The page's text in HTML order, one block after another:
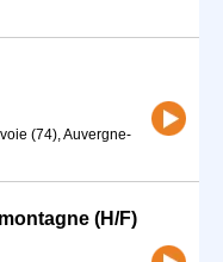
(74), Auvergne-
(H/F)